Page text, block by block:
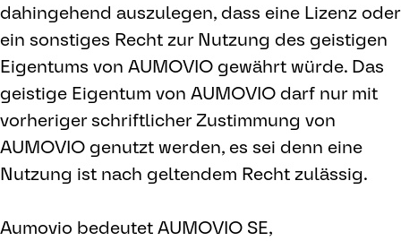
dahingehend auszulegen, dass eine Lizenz oder
ein sonstiges Recht zur Nutzung des geistigen
Eigentums von AUMOVIO gewährt würde. Das
geistige Eigentum von AUMOVIO darf nur mit
vorheriger schriftlicher Zustimmung von
AUMOVIO genutzt werden, es sei denn eine
Nutzung ist nach geltendem Recht zulässig.
Aumovio bedeutet AUMOVIO SE,